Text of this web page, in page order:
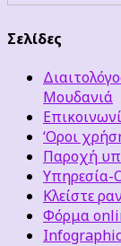
Σελίδες
Μουδανιά
‘Οροι
Παροχή
Υπηρεσία-
Κλείστε
Φόρμα